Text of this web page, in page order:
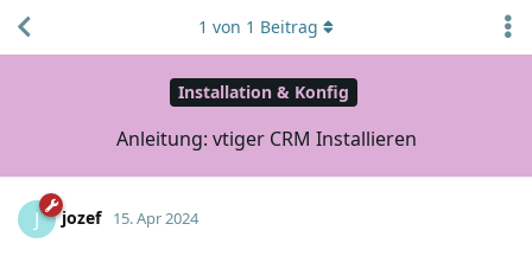
Installation & Konfig
Anleitung: vtiger CRM Installieren
1 von 1 Beitrag
J jozef 15. Apr 2024